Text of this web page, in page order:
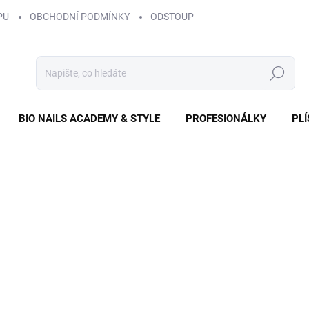
OBCHODNÍ PODMÍNKY ODSTOUPENÍ OD SMLOUVY
Hledat
BIO NAILS ACADEMY & STYLE PROFESIONÁLKY